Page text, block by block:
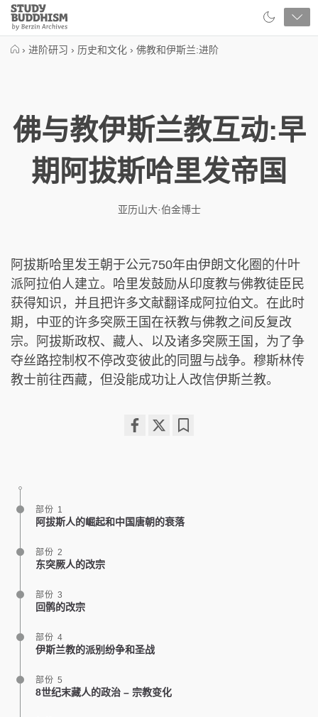
Close
Study
Buddhism
› 进阶研习 › 历史和文化 › 佛教和伊斯兰:进阶
佛与教伊斯兰教互动:早
期阿拔斯哈里发帝国
亚历山大·伯金博士
阿拔斯哈里发王朝于公元750年由伊朗文化圈的什叶
派阿拉伯人建立。哈里发鼓励从印度教与佛教徒臣民
获得知识，并且把许多文献翻译成阿拉伯文。在此时
期，中亚的许多突厥王国在祆教与佛教之间反复改
宗。阿拔斯政权、藏人、以及诸多突厥王国，为了争
夺丝路控制权不停改变彼此的同盟与战争。穆斯林传
教士前往西藏，但没能成功让人改信伊斯兰教。
部份 1
阿拔斯人的崛起和中国唐朝的衰落
部份 2
东突厥人的改宗
部份 3
回鹘的改宗
部份 4
伊斯兰教的派别纷争和圣战
部份 5
8世纪末藏人的政治 – 宗教变化